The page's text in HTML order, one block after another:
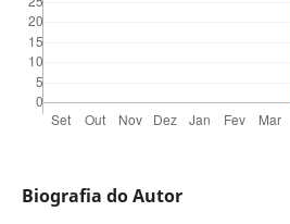
Biografia do Autor